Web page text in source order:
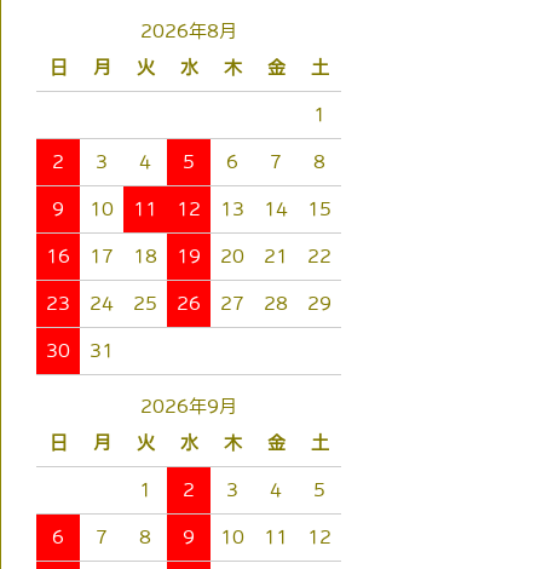
2026年8月
日
月 火 水 木 金 土
1
2 3 4 5 6 7 8
9 10 11 12 13 14 15
16 17 18 19 20 21 22
23 24 25 26 27 28 29
30 31
2026年9月
日
月 火 水 木 金 土
1 2 3 4 5
6 7 8 9 10 11 12